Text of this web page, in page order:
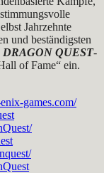
Jahrzehnte
und beständigsten
DRAGON QUEST-
of Fame“ ein.
games.com/